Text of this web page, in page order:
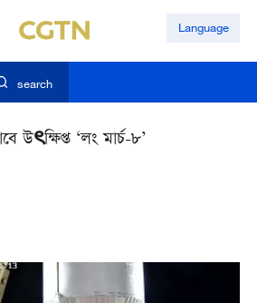
Language
search
উৎক্ষিপ্ত ‘লং মার্চ-৮’